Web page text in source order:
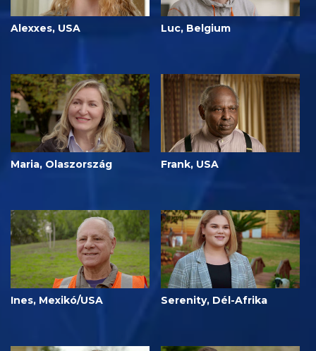
Alexxes, USA Luc, Belgium
Maria, Olaszország Frank, USA
Ines, Mexikó/USA Serenity, Dél-Afrika